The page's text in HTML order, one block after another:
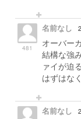
481
名前なし
オーバー
結構な強
ァイが迫
はずはな
名前なし